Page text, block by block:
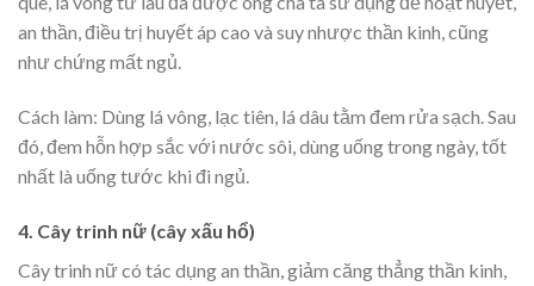
an thần, điều trị huyết áp cao và suy nhược thần kinh, cũng
như chứng mất ngủ.
Cách làm: Dùng lá vông, lạc tiên, lá dâu tằm đem rửa sạch. Sau
đó, đem hỗn hợp sắc với nước sôi, dùng uống trong ngày, tốt
nhất là uống tước khi đi ngủ.
4. Cây trinh nữ (cây xấu hổ)
Cây trinh nữ có tác dụng an thần, giảm căng thẳng thần kinh,